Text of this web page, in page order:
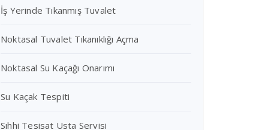
İş Yerinde Tıkanmış Tuvalet
Noktasal Tuvalet Tıkanıklığı Açma
Noktasal Su Kaçağı Onarımı
Su Kaçak Tespiti
Sıhhi Tesisat Usta Servisi